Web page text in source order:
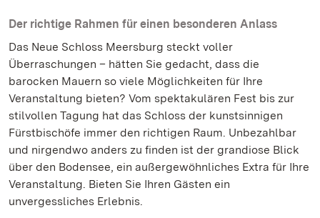
Der richtige Rahmen für einen besonderen Anlass
Das Neue Schloss Meersburg steckt voller
Überraschungen – hätten Sie gedacht, dass die
barocken Mauern so viele Möglichkeiten für Ihre
Veranstaltung bieten? Vom spektakulären Fest bis zur
stilvollen Tagung hat das Schloss der kunstsinnigen
Fürstbischöfe immer den richtigen Raum. Unbezahlbar
und nirgendwo anders zu finden ist der grandiose Blick
über den Bodensee, ein außergewöhnliches Extra für Ihre
Veranstaltung. Bieten Sie Ihren Gästen ein
unvergessliches Erlebnis.